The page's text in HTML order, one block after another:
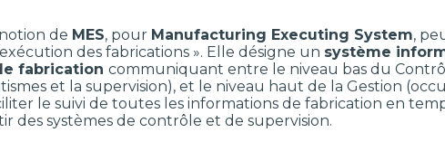
de MES, pour Manufacturing Executing System,
des fabrications ». Elle désigne un système
fabricationcommuniquant entre le niveau bas du
et la supervision), et le niveau haut de la Gestion
le suivi de toutes les informations de fabrication en
des systèmes de contrôle et de supervision.